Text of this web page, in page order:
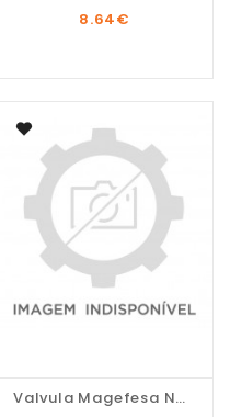
8.64€
Valvula Magefesa Nova...